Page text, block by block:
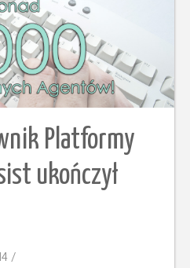
Platformy
ukończył
/